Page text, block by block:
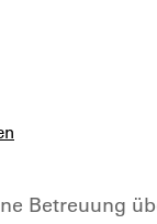
Betreuung